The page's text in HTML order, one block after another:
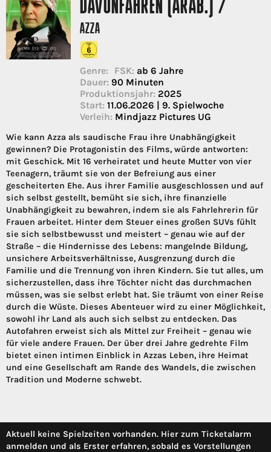
DAVONFAHREN (ARAB.) /
AZZA
Genre: FSK: ab 6 Jahre
Dauer: 90 Minuten
Produktionsjahr: 2025
Start: 11.06.2026 | 9. Spielwoche
Verleih: Mindjazz Pictures UG
Wie kann Azza als saudische Frau ihre Unabhängigkeit
gewinnen? Die Protagonistin des Films, würde antworten:
mit Geschick. Mit 16 verheiratet und heute Mutter von vier
Teenagern, träumt sie von der Befreiung aus einer
gescheiterten Ehe. Aus ihrer Familie ausgeschlossen und auf
sich selbst gestellt, bemüht sie sich, ihre finanzielle
Unabhängigkeit zu bewahren, indem sie als Fahrlehrerin für
Frauen arbeitet. Hinter dem Steuer eines großen SUVs fühlt
sie sich selbstbewusst und meistert – genau wie auf der
Straße – die Hindernisse des Lebens: mangelnde Bildung,
unsichere Arbeitsverhältnisse, Ausgrenzung durch die
Familie und die Trennung von ihren Kindern. Sie tut alles, um
sicherzustellen, dass ihre Töchter nicht das durchmachen
müssen, was sie selbst erlebt hat. Sie träumt von einer Reise
durch die Wüste. Dieses Abenteuer wird zu einer Möglichkeit,
sowohl ihr Land als auch sich selbst zu entdecken. Das
Autofahren erweist sich als Mittel zur Freiheit – genau wie
für viele andere Frauen. Der über drei Jahre gedrehte Film
bietet einen intimen Einblick in Azzas Leben, ihre Heimat
und eine Gesellschaft am Rande des Wandels, die zwischen
Tradition und Moderne schwebt.
Aktuell keine Spielzeiten vorhanden. Hier zum Ticketalarm
anmelden und als Erster erfahren, sobald es Vorstellungen